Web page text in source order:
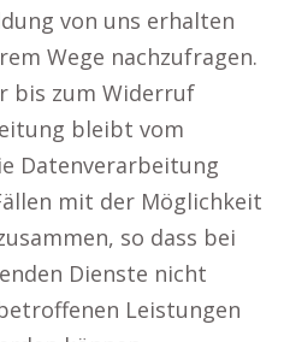
von uns erhalten
Wege nachzufragen.
bis zum Widerruf
bleibt vom
Datenverarbeitung
mit der Möglichkeit
so dass bei
Dienste nicht
Leistungen